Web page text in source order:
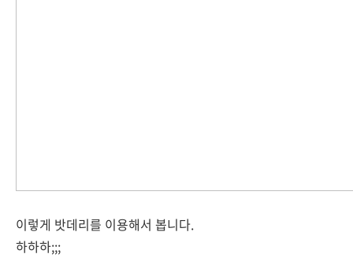
이렇게 밧데리를 이용해서 봅니다.
하하하;;;